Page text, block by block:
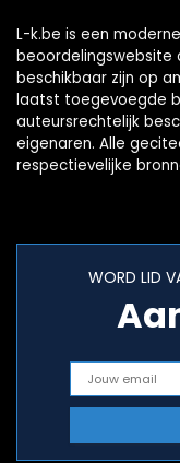
L-k.be is een
beoordelingswebsite
beschikbaar zijn op
laatst toegevoegde
auteursrechtelijk
eigenaren. Alle
respectievelijke
WORD LID